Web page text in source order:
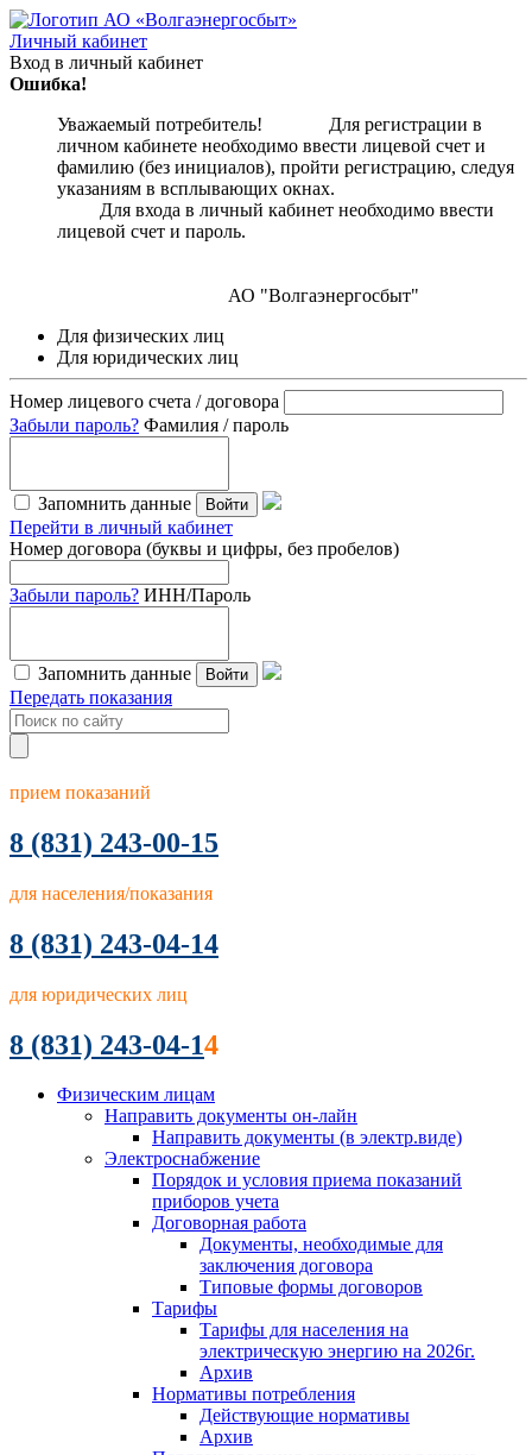
Личный кабинет
Вход в личный кабинет
Ошибка!
Уважаемый потребитель! Для регистрации в
личном кабинете необходимо ввести лицевой счет и
фамилию (без инициалов), пройти регистрацию, следуя
указаниям в всплывающих окнах.
Для входа в личный кабинет необходимо ввести
лицевой счет и пароль.
АО "Волгаэнергосбыт"
Для физических лиц
Для юридических лиц
Номер лицевого счета / договора
Забыли пароль? Фамилия / пароль
Запомнить данные Войти
Перейти в личный кабинет
Номер договора (буквы и цифры, без пробелов)
Забыли пароль? ИНН/Пароль
Запомнить данные Войти
Передать показания
прием показаний
8 (831) 243-00-15
для населения/показания
8 (831) 243-04-14
для юридических лиц
8 (831) 243-04-14
Физическим лицам
Направить документы он-лайн
Направить документы (в электр.виде)
Электроснабжение
Порядок и условия приема показаний
приборов учета
Договорная работа
Документы, необходимые для
заключения договора
Типовые формы договоров
Тарифы
Тарифы для населения на
электрическую энергию на 2026г.
Архив
Нормативы потребления
Действующие нормативы
Архив